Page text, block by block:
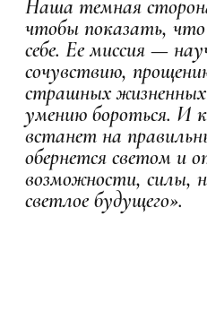
Наша темная
чтобы показать,
себе. Ее миссия —
сочувствию,
страшных
умению бороться. И
встанет на
обернется светом и
возможности, силы,
светлое будущего».